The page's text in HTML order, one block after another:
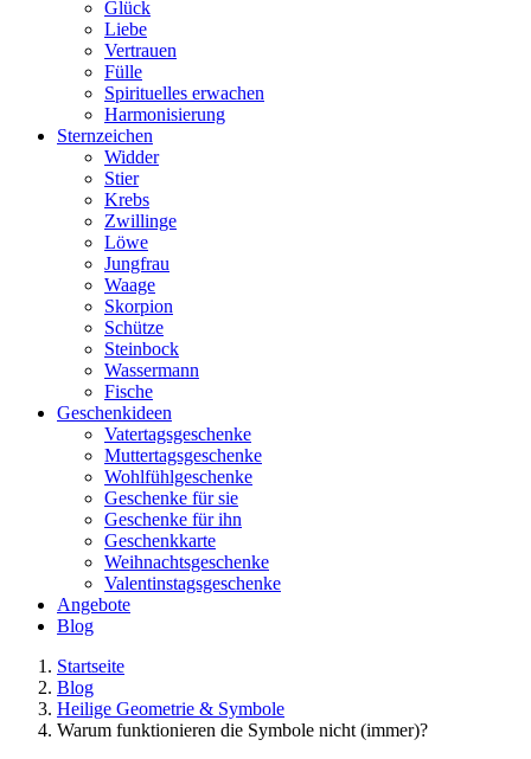
Glück
Liebe
Vertrauen
Fülle
Spirituelles erwachen
Harmonisierung
Sternzeichen
Widder
Stier
Krebs
Zwillinge
Löwe
Jungfrau
Waage
Skorpion
Schütze
Steinbock
Wassermann
Fische
Geschenkideen
Vatertagsgeschenke
Muttertagsgeschenke
Wohlfühlgeschenke
Geschenke für sie
Geschenke für ihn
Geschenkkarte
Weihnachtsgeschenke
Valentinstagsgeschenke
Angebote
Blog
Startseite
Blog
Heilige Geometrie & Symbole
Warum funktionieren die Symbole nicht (immer)?